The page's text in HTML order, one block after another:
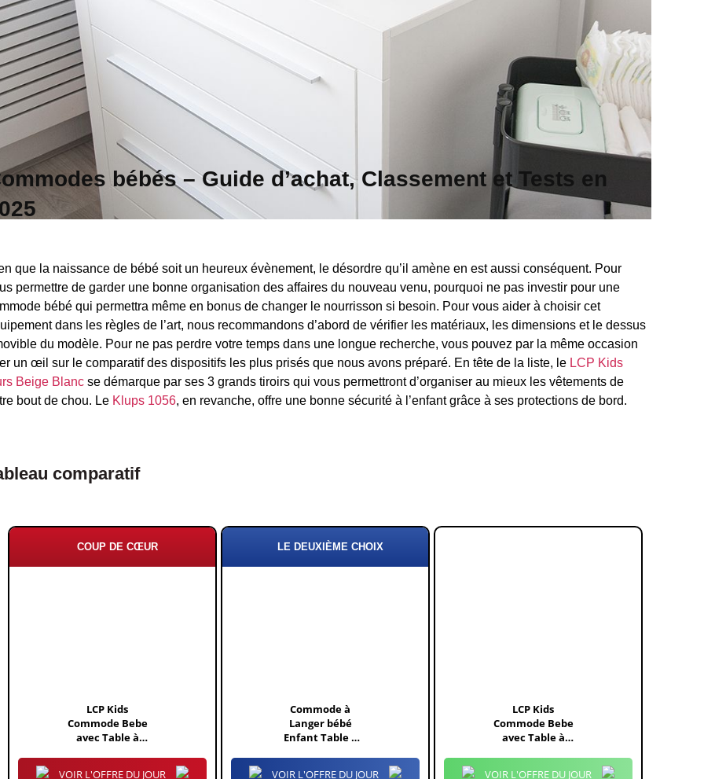
bébés – Guide d’achat, Classement et Tests en
que la naissance de bébé soit un heureux évènement, le désordre qu’il amène en est aussi conséquent. Pour
permettre de garder une bonne organisation des affaires du nouveau venu, pourquoi ne pas investir pour une
bébé qui permettra même en bonus de changer le nourrisson si besoin. Pour vous aider à choisir cet
dans les règles de l’art, nous recommandons d’abord de vérifier les matériaux, les dimensions et le dessus
du modèle. Pour ne pas perdre votre temps dans une longue recherche, vous pouvez par la même occasion
un œil sur le comparatif des dispositifs les plus prisés que nous avons préparé. En tête de la liste, le LCP Kids
Beige Blanc se démarque par ses 3 grands tiroirs qui vous permettront d’organiser au mieux les vêtements de
bout de chou. Le Klups 1056, en revanche, offre une bonne sécurité à l’enfant grâce à ses protections de bord.
comparatif
COUP DE CŒUR
LCP Kids
Commode Bebe
avec Table à
VOIR L'OFFRE DU JOUR
LE DEUXIÈME CHOIX
Commode à
Langer bébé
Enfant Table à
VOIR L'OFFRE DU JOUR
LCP Kids
Commode Bebe
avec Table à
VOIR L'OFFRE DU JOUR